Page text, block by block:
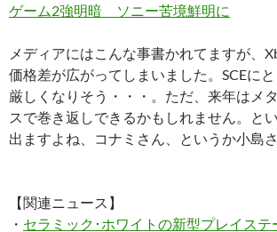
ゲーム2強明暗 ソニー苦境鮮明に
メディアにはこんな事書かれてますが、
価格差が広がってしまいました。SCEに
厳しくなりそう・・・。ただ、来年はメ
スで巻き返しできるかもしれません。と
出ますよね、コナミさん、というか小島
【関連ニュース】
・ セラミック･ホワイトの新型プレイス